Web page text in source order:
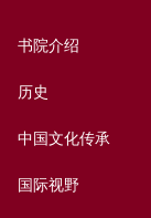
书院介绍
历史
中国文化传承
国际视野